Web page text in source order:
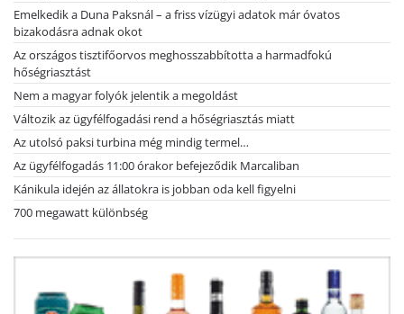
Emelkedik a Duna Paksnál – a friss vízügyi adatok már óvatos
bizakodásra adnak okot
Az országos tisztifőorvos meghosszabbította a harmadfokú
hőségriasztást
Nem a magyar folyók jelentik a megoldást
Változik az ügyfélfogadási rend a hőségriasztás miatt
Az utolsó paksi turbina még mindig termel…
Az ügyfélfogadás 11:00 órakor befejeződik Marcaliban
Kánikula idején az állatokra is jobban oda kell figyelni
700 megawatt különbség